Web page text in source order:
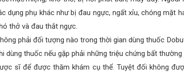
dụng phụ khác như bị đau ngực, ngất xỉu, chóng mặt
thở và đau thắt ngực.
phải đối tượng nào trong thời gian dùng thuốc
dùng thuốc nếu gặp phải những triệu chứng bất
sĩ để được thăm khám cụ thể. Tuyệt đối không